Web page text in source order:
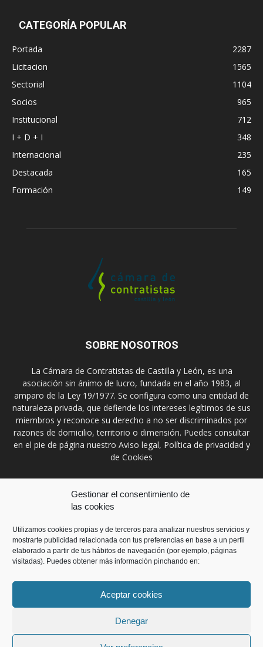
Gestionar el consentimiento de
las cookies
Utilizamos cookies propias y de terceros para analizar nuestros servicios y
mostrarte publicidad relacionada con tus preferencias en base a un perfil
elaborado a partir de tus hábitos de navegación (por ejemplo, páginas
visitadas). Puedes obtener más información pinchando en:
Aceptar cookies
Denegar
CATEGORÍA POPULAR
Portada
2287
Licitacion
1565
Sectorial
1104
Socios
965
Institucional
712
I + D + I
348
Internacional
235
Destacada
165
Formación
149
SOBRE NOSOTROS
La Cámara de Contratistas de Castilla y León, es una
asociación sin ánimo de lucro, fundada en el año 1983, al
amparo de la Ley 19/1977. Se configura como una entidad de
naturaleza privada, que defiende los intereses legítimos de sus
miembros y reconoce su derecho a no ser discriminados por
razones de domicilio, territorio o dimensión. Puedes consultar
en el pie de página nuestro Aviso legal, Política de privacidad y
de Cookies
Contáctanos:prensa@ccontratistascyl.es
SÍGUENOS
Contacto
© Copyright 2018. Desarrollada porCis21. Reservados todos los